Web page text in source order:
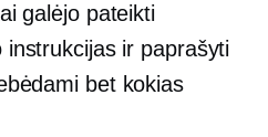
galėjo pateikti
instrukcijas ir paprašyti
bet kokias